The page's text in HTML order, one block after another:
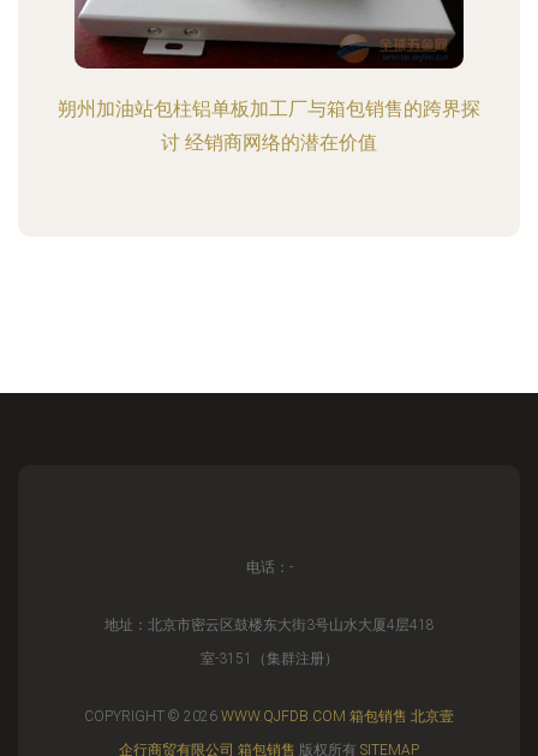
朔州加油站包柱铝单板加工厂与箱包销售的跨界探
讨 经销商网络的潜在价值
电话：-
地址：北京市密云区鼓楼东大街3号山水大厦4层418
室-3151（集群注册）
COPYRIGHT © 2026 WWW.QJFDB.COM 箱包销售 北京壹
企行商贸有限公司 箱包销售 版权所有 SITEMAP